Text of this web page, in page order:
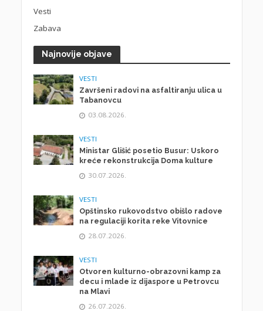
Vesti
Zabava
Najnovije objave
VESTI
Završeni radovi na asfaltiranju ulica u
Tabanovcu
03.08.2026.
VESTI
Ministar Glišić posetio Busur: Uskoro
kreće rekonstrukcija Doma kulture
30.07.2026.
VESTI
Opštinsko rukovodstvo obišlo radove
na regulaciji korita reke Vitovnice
28.07.2026.
VESTI
Otvoren kulturno-obrazovni kamp za
decu i mlade iz dijaspore u Petrovcu
na Mlavi
26.07.2026.